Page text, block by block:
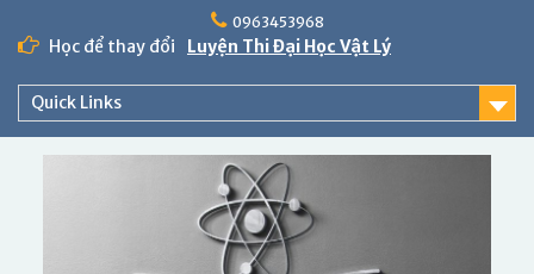
content
0963453968
Học để thay đổi Luyện Thi Đại Học Vật Lý
Quick Links